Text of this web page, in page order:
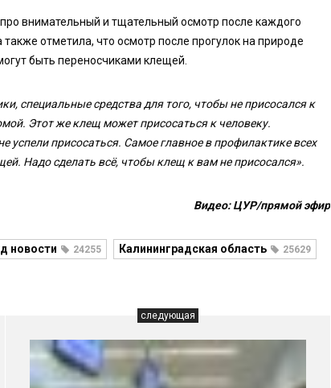
внимательный и тщательный осмотр после каждого
отметила, что осмотр после прогулок на природе
быть переносчиками клещей.
специальные средства для того, чтобы не присосался к
Этот же клещ может присосаться к человеку.
успели присосаться. Самое главное в профилактике всех
Надо сделать всё, чтобы клещ к вам не присосался».
Видео: ЦУР/прямой эфир
новости 24255 Калининградская область 25629
следующая